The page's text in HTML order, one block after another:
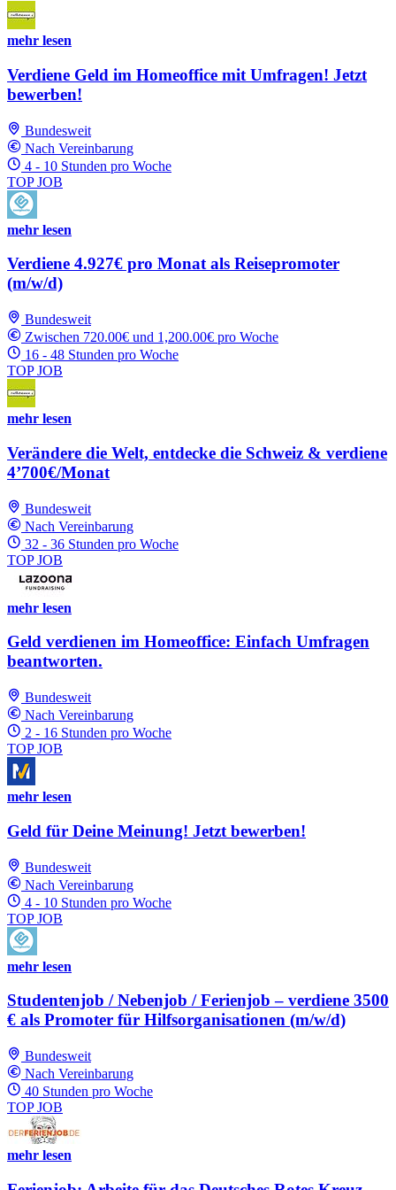
mehr lesen
Verdiene Geld im Homeoffice mit Umfragen! Jetzt
bewerben!
Bundesweit
Nach Vereinbarung
4 - 10 Stunden pro Woche
TOP JOB
mehr lesen
Verdiene 4.927€ pro Monat als Reisepromoter
(m/w/d)
Bundesweit
Zwischen 720.00€ und 1,200.00€ pro Woche
16 - 48 Stunden pro Woche
TOP JOB
mehr lesen
Verändere die Welt, entdecke die Schweiz & verdiene
4’700€/Monat
Bundesweit
Nach Vereinbarung
32 - 36 Stunden pro Woche
TOP JOB
mehr lesen
Geld verdienen im Homeoffice: Einfach Umfragen
beantworten.
Bundesweit
Nach Vereinbarung
2 - 16 Stunden pro Woche
TOP JOB
mehr lesen
Geld für Deine Meinung! Jetzt bewerben!
Bundesweit
Nach Vereinbarung
4 - 10 Stunden pro Woche
TOP JOB
mehr lesen
Studentenjob / Nebenjob / Ferienjob – verdiene 3500
€ als Promoter für Hilfsorganisationen (m/w/d)
Bundesweit
Nach Vereinbarung
40 Stunden pro Woche
TOP JOB
mehr lesen